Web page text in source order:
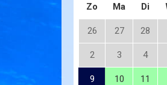
Zo Ma Di
26 27 28
2 3 4
9 10 11